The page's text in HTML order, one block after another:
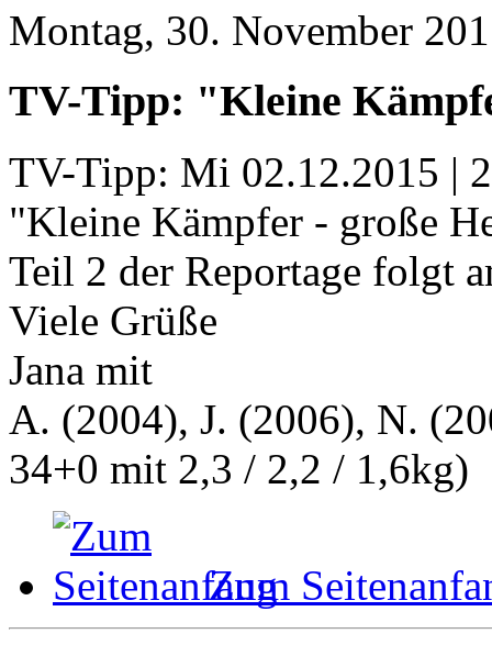
Montag, 30. November
TV-Tipp: "Kleine
TV-Tipp: Mi 02.12.2015 |
"Kleine Kämpfer - große
Teil 2 der Reportage folgt
Viele Grüße
Jana mit
A. (2004), J. (2006), N.
34+0 mit 2,3 / 2,2 / 1,6kg)
Zum